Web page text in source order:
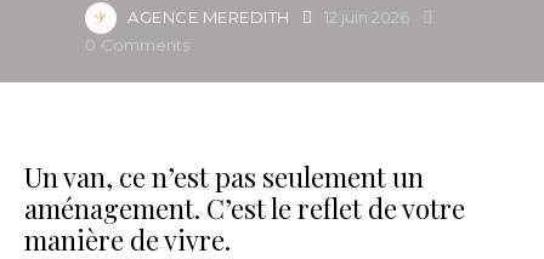
AGENCE MEREDITH
12 juin 2026
0 Comments
Un van, ce n’est pas seulement un
aménagement. C’est le reflet de votre
manière de vivre.